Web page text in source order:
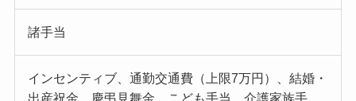
諸手当
インセンティブ、通勤交通費（上限7万円）、結婚・
出産祝金、慶弔見舞金、こども手当、介護家族手